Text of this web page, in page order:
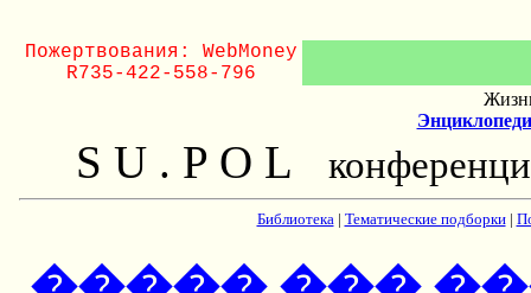
Пожертвования: WebMoney
R735-422-558-796
S U . P O L
Библиотека| Тематические подборки|